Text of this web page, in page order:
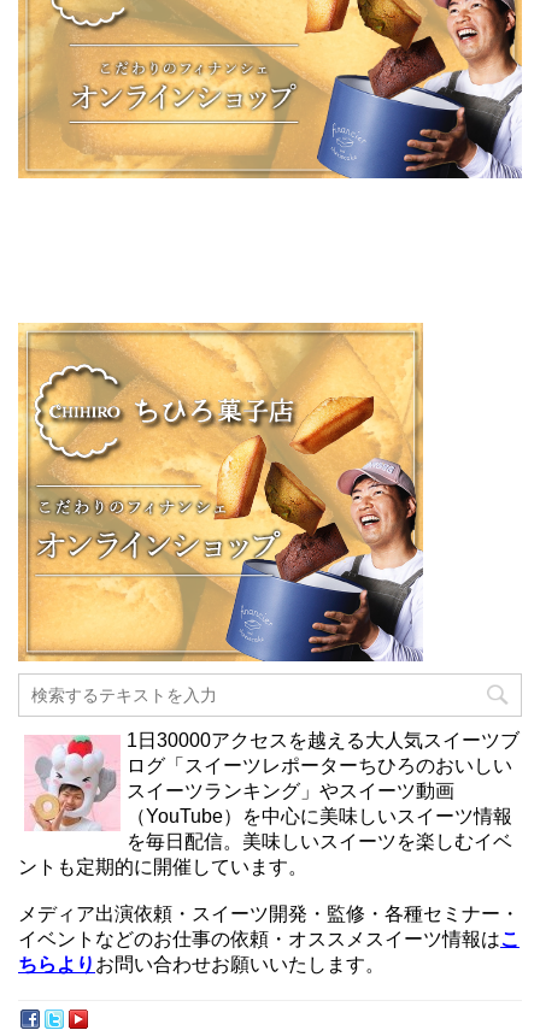
1日30000アクセスを越える大人気スイーツブ
ログ「スイーツレポーターちひろのおいしい
スイーツランキング」やスイーツ動画
（YouTube）を中心に美味しいスイーツ情報
を毎日配信。美味しいスイーツを楽しむイベ
ントも定期的に開催しています。
メディア出演依頼・スイーツ開発・監修・各種セミナー・
イベントなどのお仕事の依頼・オススメスイーツ情報はこ
ちらより お問い合わせお願いいたします。